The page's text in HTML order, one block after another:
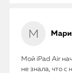
Мой iPad Air
не знала, что с